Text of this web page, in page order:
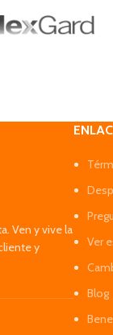
Ven y vive la
y
Ver
Blog